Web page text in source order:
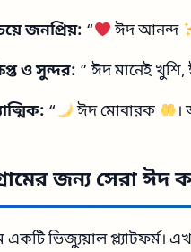
জনপ্রিয়: “ ঈদ আনন্দ
ও সুন্দর: ” ঈদ মানেই
“ ঈদ মোবারক
জন্য সেরা ঈদ
একটি ভিজ্যুয়াল